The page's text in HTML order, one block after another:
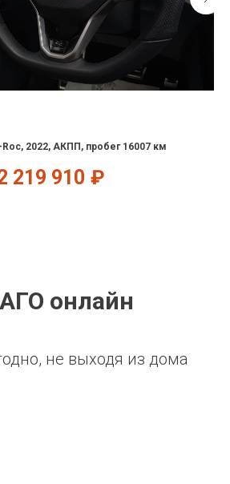
Roc, 2022, АКПП, пробег 16007 км
219 910 ₽
онлайн
не выходя из дома